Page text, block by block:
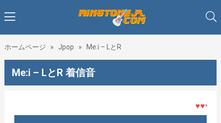
ホームページ » Jpop » Me:i – LとR
Me:i – LとR 着信音
♥♥♥着メ